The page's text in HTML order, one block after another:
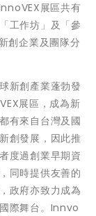
展區共有
工作坊」及「參
創企業及團隊分
新創產業蓬勃發
展區，成為新
有來自台灣及國
創發展，因此推
度過創業早期資
同時提供友善的
政府亦致力成為
際舞台。Innvo